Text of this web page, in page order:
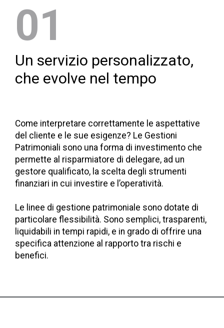
01
Un servizio personalizzato,
che evolve nel tempo
Come interpretare correttamente le aspettative
del cliente e le sue esigenze? Le Gestioni
Patrimoniali sono una forma di investimento che
permette al risparmiatore di delegare, ad un
gestore qualificato, la scelta degli strumenti
finanziari in cui investire e l’operatività.
Le linee di gestione patrimoniale sono dotate di
particolare flessibilità. Sono semplici, trasparenti,
liquidabili in tempi rapidi, e in grado di offrire una
specifica attenzione al rapporto tra rischi e
benefici.